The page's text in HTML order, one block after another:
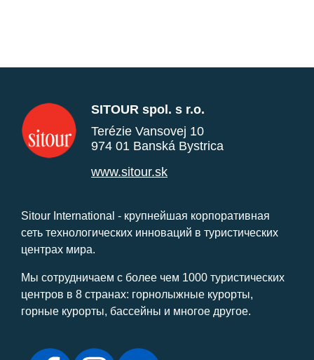
SITOUR spol. s r.o.
Terézie Vansovej 10
974 01 Banská Bystrica
www.sitour.sk
Sitour International - крупнейшая корпоративная
сеть технологических инноваций в туристических
центрах мира.
Мы сотрудничаем с более чем 1000 туристических
центров в 8 странах: горнолыжные курорты,
горные курорты, бассейны и многое другое.